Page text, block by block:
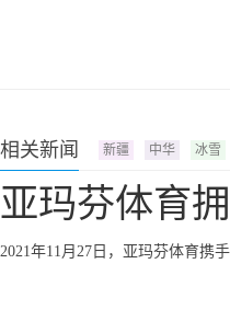
相关新闻 新疆 中华 冰雪
亚玛芬体育
2021年11月27日，亚玛芬体育携